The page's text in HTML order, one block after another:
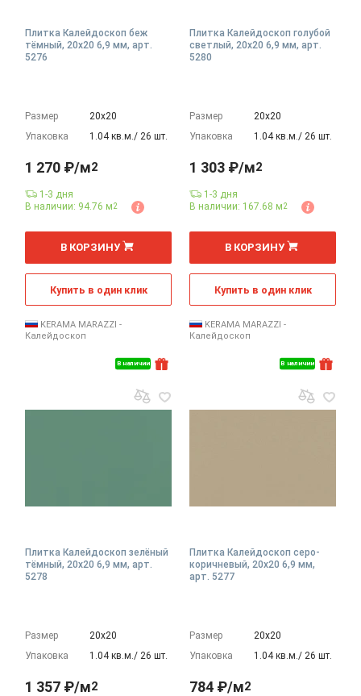
Плитка Калейдоскоп беж
тёмный, 20x20 6,9 мм, арт.
5276
Размер
20х20
Упаковка
1.04 кв.м./ 26 шт.
В наличии
1 270 ₽/м2
1-3 дня
В наличии: 94.76 м2
м
В КОРЗИНУ
Купить в один клик
KERAMA MARAZZI -
Калейдоскоп
Плитка Калейдоскоп голубой
светлый, 20x20 6,9 мм, арт.
5280
Размер
20х20
Упаковка
1.04 кв.м./ 26 шт.
В наличии
1 303 ₽/м2
1-3 дня
В наличии: 167.68 м2
м
В КОРЗИНУ
Купить в один клик
KERAMA MARAZZI -
Калейдоскоп
Плитка Калейдоскоп зелёный
тёмный, 20x20 6,9 мм, арт.
5278
Размер
20х20
Упаковка
1.04 кв.м./ 26 шт.
1 357 ₽/м2
Плитка Калейдоскоп серо-
коричневый, 20x20 6,9 мм,
арт. 5277
Размер
20х20
Упаковка
1.04 кв.м./ 26 шт.
784 ₽/м2